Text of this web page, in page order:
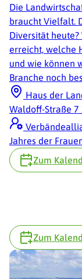
Die
braucht Vielfalt.
Diversität
erreicht, welche
und wie können
Branche noch
Haus der
Waldoff-Straße 7
Jahres der
Zum
Zum